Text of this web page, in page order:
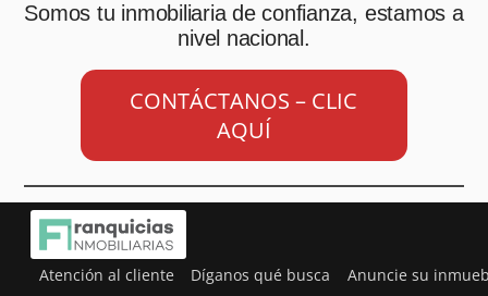
Somos tu inmobiliaria de confianza, estamos a
nivel nacional.
CONTÁCTANOS – CLIC
AQUÍ
Atención al cliente Díganos qué busca Anuncie su